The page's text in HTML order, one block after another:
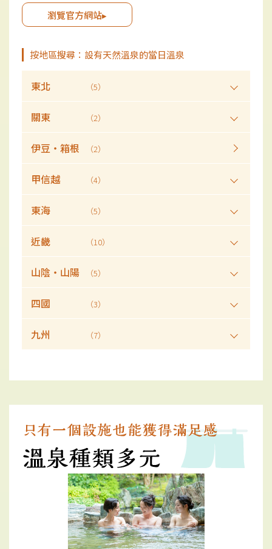
瀏覽官方網站▸
按地區搜尋：設有天然溫泉的當日溫泉
東北 （5）
關東 （2）
伊豆・箱根 （2）
甲信越 （4）
東海 （5）
近畿 （10）
山陰・山陽 （5）
四國 （3）
九州 （7）